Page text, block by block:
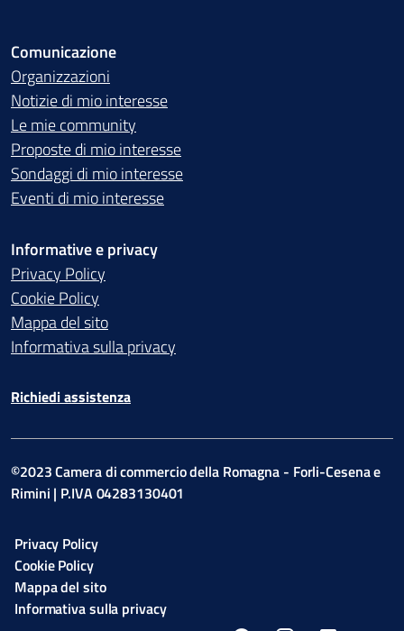
Comunicazione
Organizzazioni
Notizie di mio interesse
Le mie community
Proposte di mio interesse
Sondaggi di mio interesse
Eventi di mio interesse
Informative e privacy
Privacy Policy
Cookie Policy
Mappa del sito
Informativa sulla privacy
Richiedi assistenza
©2023 Camera di commercio della Romagna - Forli-Cesena e
Rimini | P.IVA 04283130401
Privacy Policy
Cookie Policy
Mappa del sito
Informativa sulla privacy